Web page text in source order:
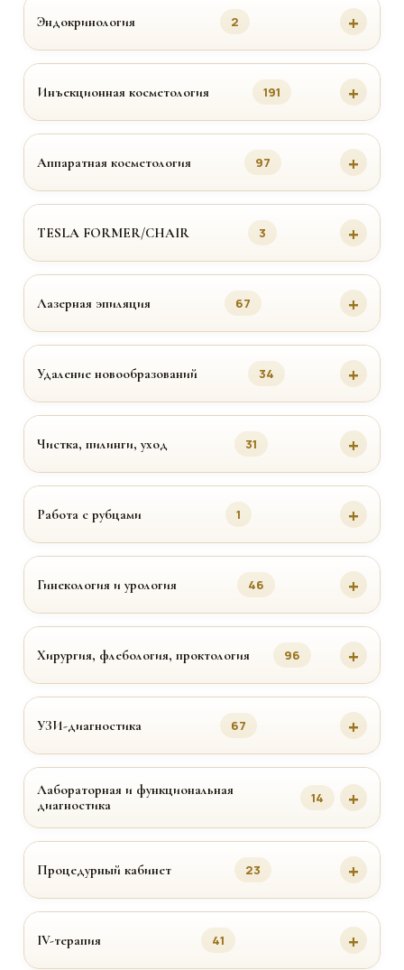
Эндокринология 2
Инъекционная косметология 191
Аппаратная косметология 97
TESLA FORMER/CHAIR 3
Лазерная эпиляция 67
Удаление новообразований 34
Чистка, пилинги, уход 31
Работа с рубцами 1
Гинекология и урология 46
Хирургия, флебология, проктология 96
УЗИ-диагностика 67
Лабораторная и функциональная
диагностика
14
Процедурный кабинет 23
IV-терапия 41